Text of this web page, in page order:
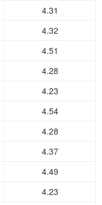
4.31
4.32
4.51
4.28
4.23
4.54
4.28
4.37
4.49
4.23